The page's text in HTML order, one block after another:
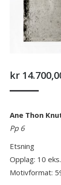
kr
Ane Thon
Pp 6
Etsning
Opplag: 10 eks.
Motivformat: